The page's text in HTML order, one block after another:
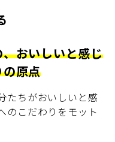
おいしいと感じ
原点
たちがおいしいと感
のこだわりをモット